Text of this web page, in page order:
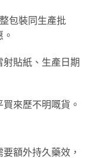
包裝同生產批
貼紙、生產日期
來歷不明嘅貨。
額外持久藥效，